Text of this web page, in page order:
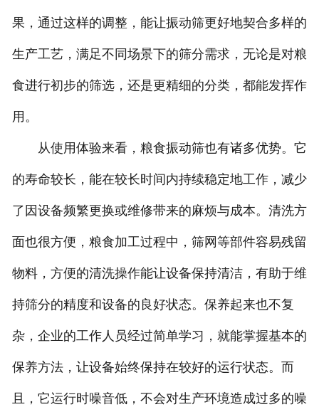
果，通过这样的调整，能让振动筛更好地契合多样的
生产工艺，满足不同场景下的筛分需求，无论是对粮
食进行初步的筛选，还是更精细的分类，都能发挥作
用。
从使用体验来看，粮食振动筛也有诸多优势。它
的寿命较长，能在较长时间内持续稳定地工作，减少
了因设备频繁更换或维修带来的麻烦与成本。清洗方
面也很方便，粮食加工过程中，筛网等部件容易残留
物料，方便的清洗操作能让设备保持清洁，有助于维
持筛分的精度和设备的良好状态。保养起来也不复
杂，企业的工作人员经过简单学习，就能掌握基本的
保养方法，让设备始终保持在较好的运行状态。而
且，它运行时噪音低，不会对生产环境造成过多的噪